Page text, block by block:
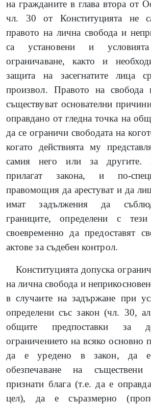
на гражданите в глава втора от
чл. 30 от Конституцията не
правото на лична свобода и
са установени и
ограничаване, както и
защита на засегнатите лица
произвол. Правото на свобода
съществуват основателни
оправдано от гледна точка на
да се ограничи свободата на
когато действията му
самия него или за другите.
прилагат закона, и по-
правомощия да арестуват и да
имат задължения да
границите, определени с
своевременно да предоставят
актове за съдебен контрол.
Конституцията допуска
на лична свобода и
в случаите на задържане при
определени със закон (чл. 30,
общите предпоставки за
ограничението на всяко основно
да е уредено в закон, да е
обезпечаване на съществени
признати блага (т.е. да е
цел), да е съразмерно